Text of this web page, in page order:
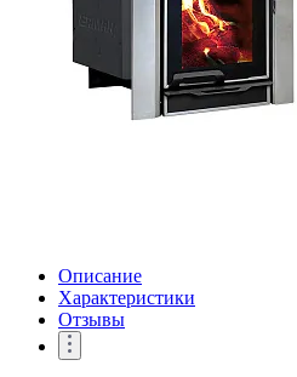
Описание
Характеристики
Отзывы